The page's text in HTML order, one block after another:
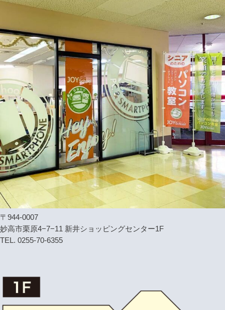
〒944-0007
妙高市栗原4−7−11 新井ショッピングセンター1F
TEL. 0255-70-6355